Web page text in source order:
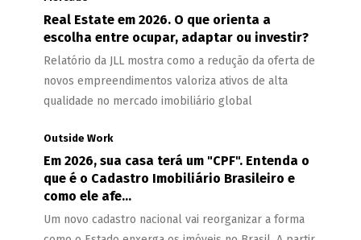
Real Estate em 2026. O que orienta a
escolha entre ocupar, adaptar ou investir?
Relatório da JLL mostra como a redução da oferta de
novos empreendimentos valoriza ativos de alta
qualidade no mercado imobiliário global
Outside Work
Em 2026, sua casa terá um "CPF". Entenda o
que é o Cadastro Imobiliário Brasileiro e
como ele afe...
Um novo cadastro nacional vai reorganizar a forma